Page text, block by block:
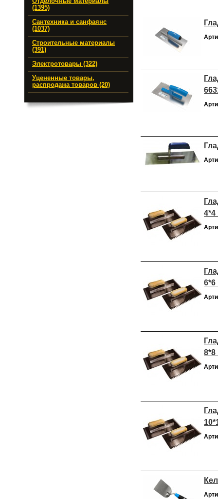
(1395)
Сантехника и санфаянс
(1037)
Строительные материалы
(391)
Электротовары (322)
Уцененные товары,
распродажа товаров (20)
4*4
6*6
8*8